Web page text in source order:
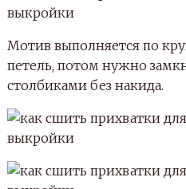
Мотив выполняется по
петель, потом нужно
столбиками без накида.